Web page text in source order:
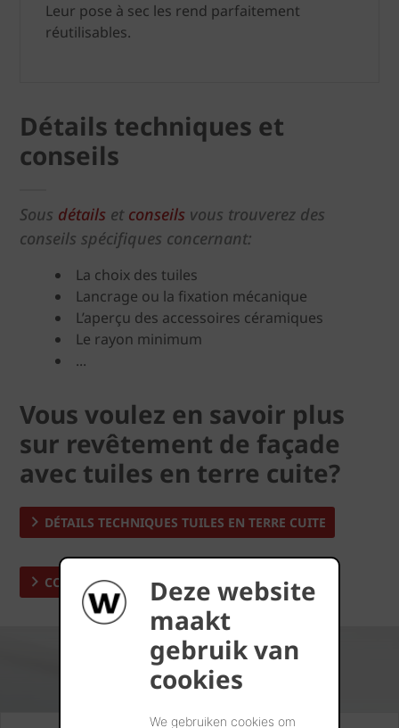
Deze website
maakt
gebruik van
cookies
We gebruiken cookies om
Leur pose à sec les rend parfaitement
réutilisables.
Détails techniques et
conseils
Sous détails et conseils vous trouverez des
conseils spécifiques concernant:
La choix des tuiles
Lancrage ou la fixation mécanique
L’aperçu des accessoires céramiques
Le rayon minimum
...
Vous voulez en savoir plus
sur revêtement de façade
avec tuiles en terre cuite?
DÉTAILS TECHNIQUES TUILES EN TERRE CUITE
CONSEILS TUILES EN TERRE CUITE